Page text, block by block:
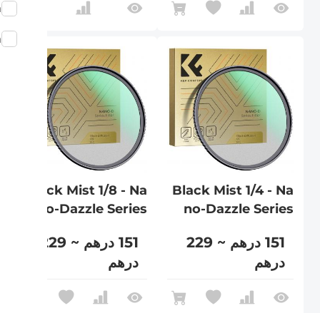
Black Mist 1/4 - Na
no-Dazzle Series
151 درهم ~ 229
درهم
Black Mist 1/8 - Na
no-Dazzle Series
151 درهم ~ 229
درهم